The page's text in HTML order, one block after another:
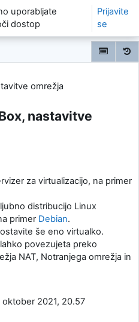
uporabljate
dostop
Prijavite
se
omrežja
nastavitve
za virtualizacijo, na primer
distribucijo Linux
primer Debian.
še eno virtualko.
povezujeta preko
NAT, Notranjega omrežja in
2021, 20.57